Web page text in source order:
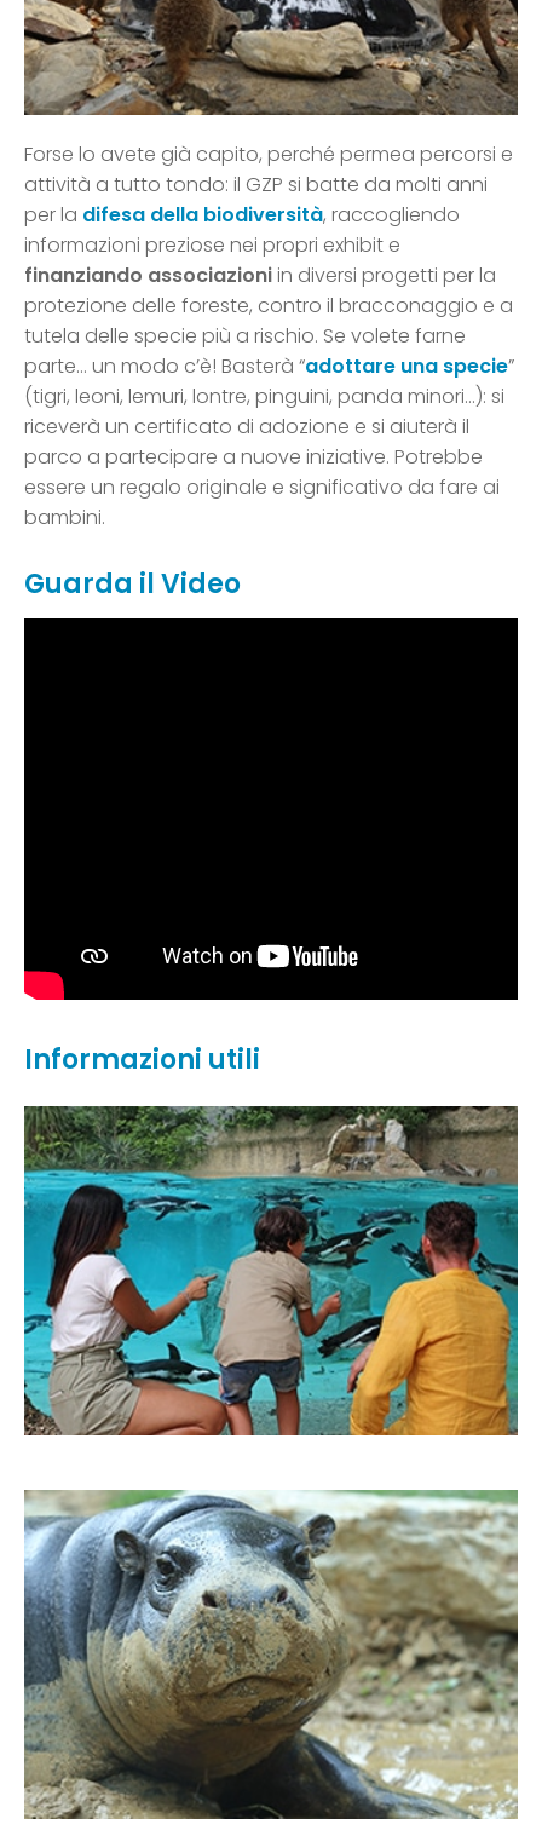
Forse lo avete già capito, perché permea percorsi e
attività a tutto tondo: il GZP si batte da molti anni
per la difesa della biodiversità, raccogliendo
informazioni preziose nei propri exhibit e
finanziando associazioniin diversi progetti per la
protezione delle foreste, contro il bracconaggio e a
tutela delle specie più a rischio. Se volete farne
parte… un modo c’è! Basterà “adottare una specie”
(tigri, leoni, lemuri, lontre, pinguini, panda minori…): si
riceverà un certificato di adozione e si aiuterà il
parco a partecipare a nuove iniziative. Potrebbe
essere un regalo originale e significativo da fare ai
bambini.
Guarda il Video
Informazioni utili